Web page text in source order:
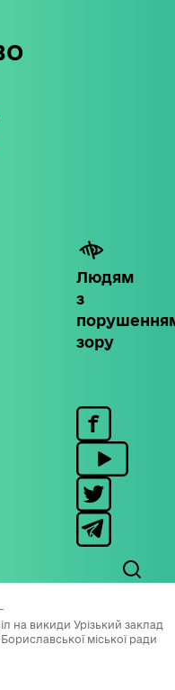
Людям
з
зору
на викиди Урізький заклад
міської ради